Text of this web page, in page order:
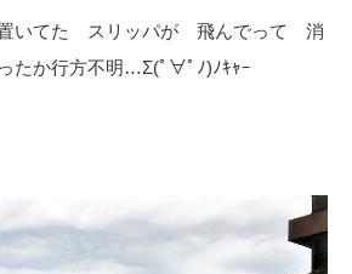
置いてた スリッパが 飛んでって 消
か行方不明…Σ(ﾟ∀ﾟﾉ)ﾉｷｬｰ